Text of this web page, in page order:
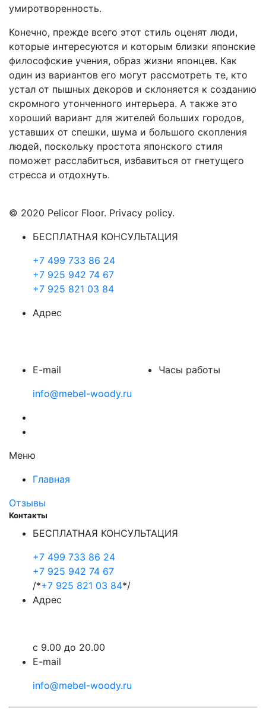
умиротворенность.
Конечно, прежде всего этот стиль оценят люди,
которые интересуются и которым близки японские
философские учения, образ жизни японцев. Как
один из вариантов его могут рассмотреть те, кто
устал от пышных декоров и склоняется к созданию
скромного утонченного интерьера. А также это
хороший вариант для жителей больших городов,
уставших от спешки, шума и большого скопления
людей, поскольку простота японского стиля
поможет расслабиться, избавиться от гнетущего
стресса и отдохнуть.
© 2020 Pelicor Floor. Privacy policy.
БЕСПЛАТНАЯ КОНСУЛЬТАЦИЯ
+7 499 733 86 24
+7 925 942 74 67
+7 925 821 03 84
Адрес
E-mail
info@mebel-woody.ru
Часы работы
Меню
Главная
Отзывы
Контакты
БЕСПЛАТНАЯ КОНСУЛЬТАЦИЯ
+7 499 733 86 24
+7 925 942 74 67
/*+7 925 821 03 84*/
Адрес
c 9.00 до 20.00
E-mail
info@mebel-woody.ru